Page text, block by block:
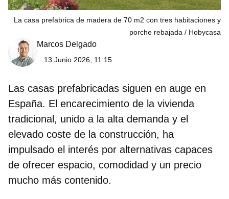
La casa prefabrica de madera de 70 m2 con tres habitaciones y
porche rebajada
Hobycasa
Marcos Delgado
13 Junio 2026, 11:15
Las casas prefabricadas siguen en auge en
España. El encarecimiento de la vivienda
tradicional, unido a la alta demanda y el
elevado coste de la construcción, ha
impulsado el interés por alternativas capaces
de ofrecer espacio, comodidad y un precio
mucho más contenido.